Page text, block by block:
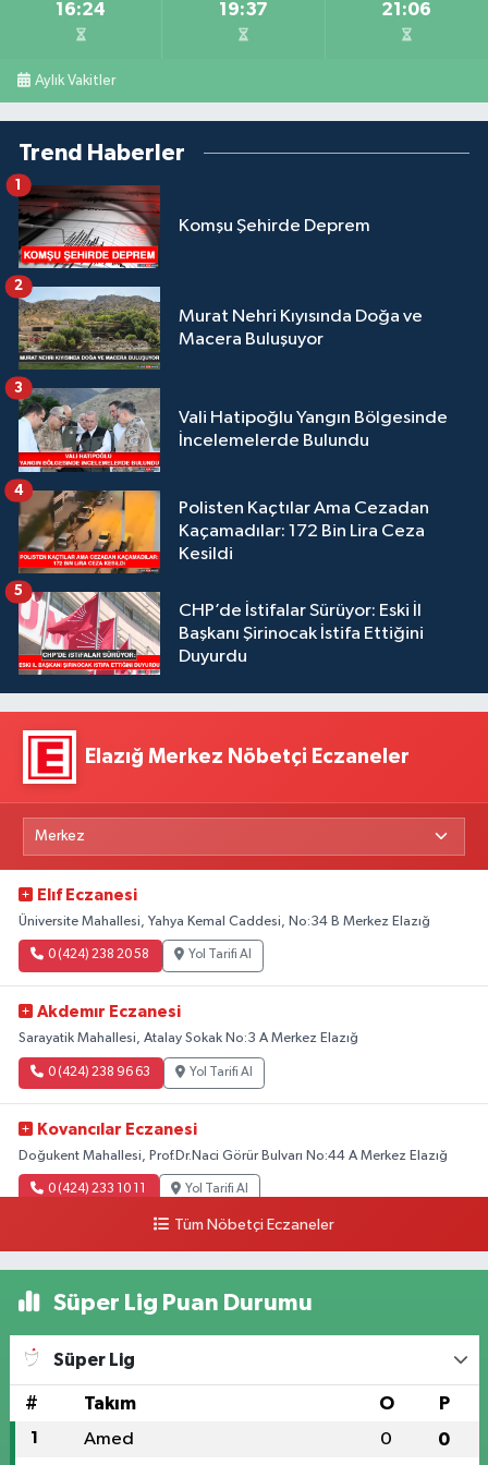
16:24 19:37 21:06
Aylık Vakitler
Trend Haberler
Komşu Şehirde Deprem
1
Murat Nehri Kıyısında Doğa ve
Macera Buluşuyor
2
Vali Hatipoğlu Yangın Bölgesinde
İncelemelerde Bulundu
3
Polisten Kaçtılar Ama Cezadan
Kaçamadılar: 172 Bin Lira Ceza
Kesildi
4
CHP’de İstifalar Sürüyor: Eski İl
Başkanı Şirinocak İstifa Ettiğini
Duyurdu
5
Elazığ Merkez Nöbetçi Eczaneler
Elıf Eczanesi
Üniversite Mahallesi, Yahya Kemal Caddesi, No:34 B Merkez Elazığ
0 (424) 238 20 58 Yol Tarifi Al
Akdemır Eczanesi
Sarayatik Mahallesi, Atalay Sokak No:3 A Merkez Elazığ
0 (424) 238 96 63 Yol Tarifi Al
Kovancılar Eczanesi
Doğukent Mahallesi, Prof.Dr.Naci Görür Bulvarı No:44 A Merkez Elazığ
0 (424) 233 10 11 Yol Tarifi Al
Üniversite Mahallesi, Yahya Kemal Caddesi No:54-1 A Merkez Elazığ
0 (424) 238 23 43 Yol Tarifi Al
Lokman Eczanesi
Rızaiye Mahallesi, Şair Elmas Yıldırım Sokak No:13 B Merkez Elazığ
Tüm Nöbetçi Eczaneler
Süper Lig Puan Durumu
Süper Lig
# Takım O P
1 Amed 0 0